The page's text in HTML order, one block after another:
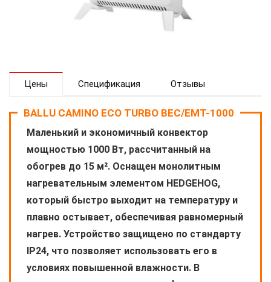
Цены Спецификация Отзывы
BALLU CAMINO ECO TURBO BEC/EMT-1000
Маленький и экономичный конвектор
мощностью 1000 Вт, рассчитанный на
обогрев до 15 м². Оснащен монолитным
нагревательным элементом HEDGEHOG,
который быстро выходит на температуру и
плавно остывает, обеспечивая равномерный
нагрев. Устройство защищено по стандарту
IP24, что позволяет использовать его в
условиях повышенной влажности. В